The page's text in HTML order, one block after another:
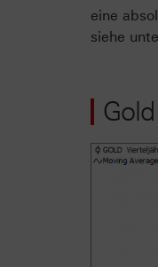
eine
siehe